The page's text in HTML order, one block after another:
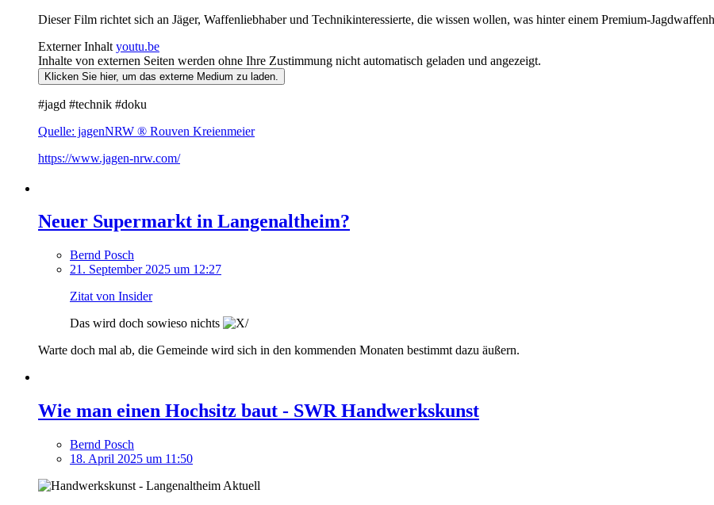
Dieser Film richtet sich an Jäger, Waffenliebhaber und Technikinteressierte, die wissen wollen, was hinter einem Premium-
Externer Inhalt youtu.be
Inhalte von externen Seiten werden ohne Ihre Zustimmung nicht automatisch geladen und angezeigt.
Klicken Sie hier, um das externe Medium zu laden.
#jagd #technik #doku
Quelle: jagenNRW ® Rouven Kreienmeier
https://www.jagen-nrw.com/
Neuer Supermarkt in Langenaltheim?
Bernd Posch
21. September 2025 um 12:27
Zitat von Insider
Das wird doch sowieso nichts
Warte doch mal ab, die Gemeinde wird sich in den kommenden Monaten bestimmt dazu äußern.
Wie man einen Hochsitz baut - SWR Handwerkskunst
Bernd Posch
18. April 2025 um 11:50